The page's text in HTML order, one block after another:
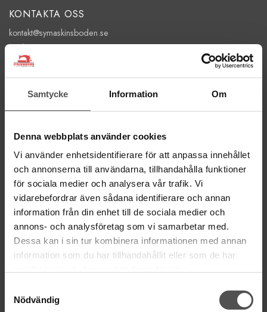
Samtycke Information Om
Denna webbplats använder cookies
Vi använder enhetsidentifierare för att anpassa innehållet
och annonserna till användarna, tillhandahålla funktioner
för sociala medier och analysera vår trafik. Vi
vidarebefordrar även sådana identifierare och annan
information från din enhet till de sociala medier och
annons- och analysföretag som vi samarbetar med.
Dessa kan i sin tur kombinera informationen med annan
information som du har tillhandahållit eller som de har
Nödvändig
KONTAKTA OSS
kontakt@symaskinsboden.se
Mailsvar inom 24 timmar
Tel. 018-150525
BESÖK OSS
ÖPPETTIDER
Mån-Tor 11:00 - 18:00
Fre 11:00 - 17:00
Lörd Stängt Juli-Aug
© Copyrightskyddat material på sidan. Sevillkor
HANDLA
Villkor
Mina favoriter